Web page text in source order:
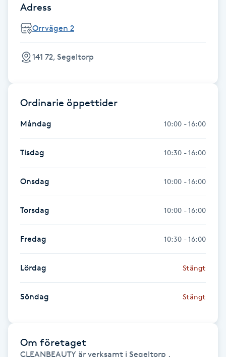
Frekvensterapi
Friskvård
Friskvårdsmassage
Frisör
Gravidmassage
Adress
Orrvägen 2
141 72, Segeltorp
Ordinarie öppettider
Måndag 10:00 - 16:00
Tisdag 10:30 - 16:00
Onsdag 10:00 - 16:00
Torsdag 10:00 - 16:00
Fredag 10:30 - 16:00
Lördag Stängt
Söndag Stängt
Om företaget
CLEANBEAUTY är verksamt i Segeltorp .